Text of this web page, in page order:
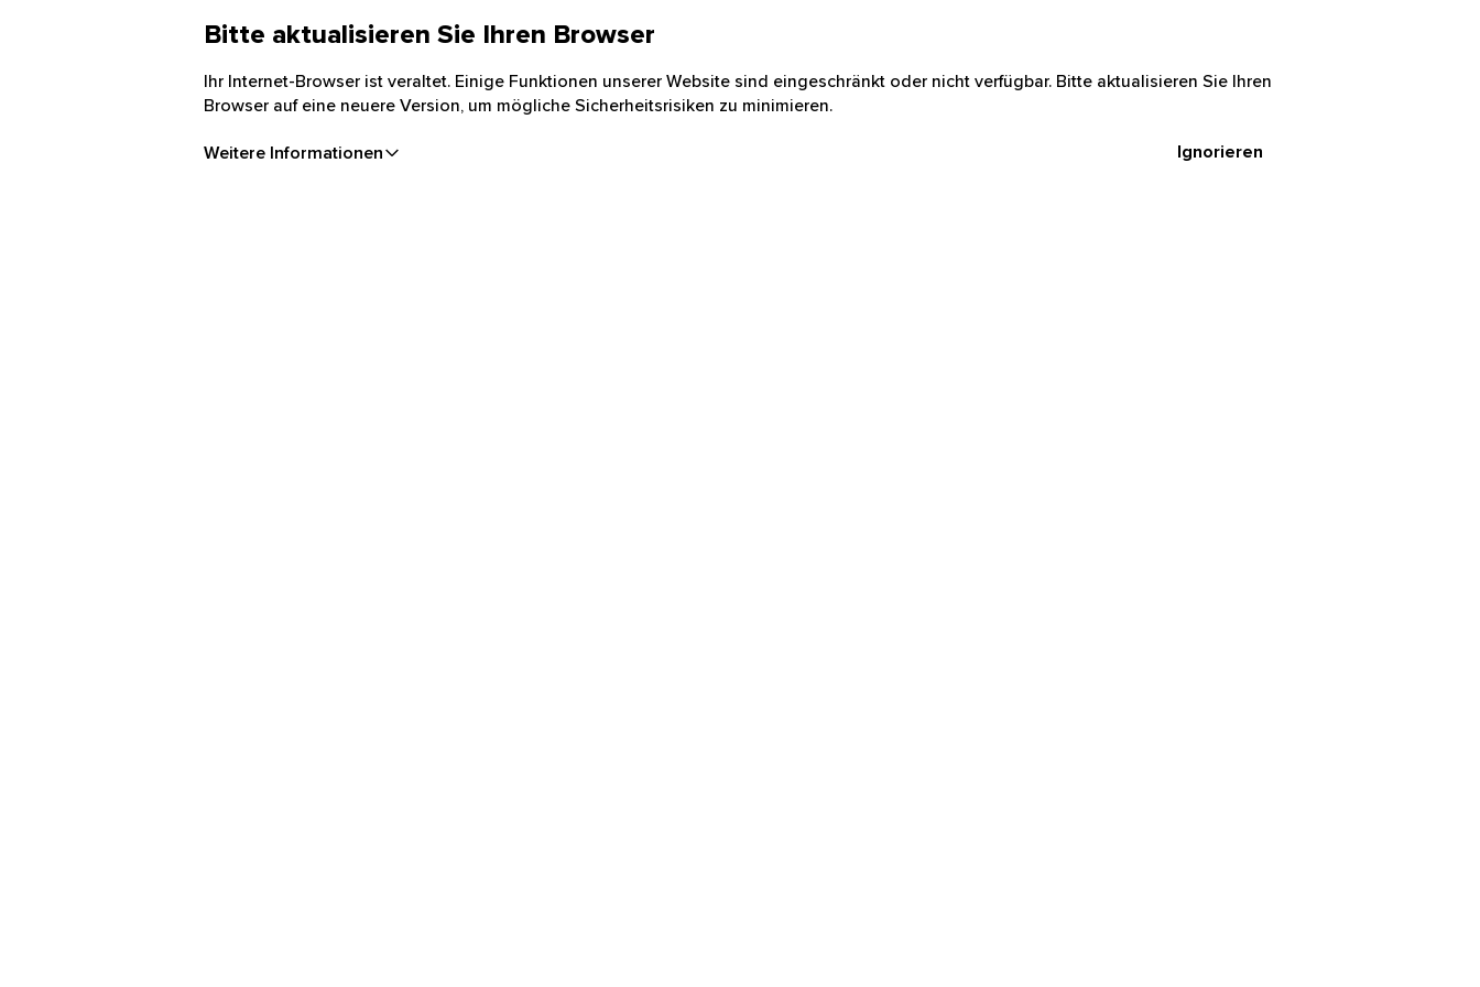
Bitte aktualisieren Sie Ihren Browser
Ihr Internet-Browser ist veraltet. Einige Funktionen unserer Website sind eingeschränkt oder nicht verfügbar. Bitte aktualisieren Sie Ihren
Browser auf eine neuere Version, um mögliche Sicherheitsrisiken zu minimieren.
Weitere Informationen Ignorieren